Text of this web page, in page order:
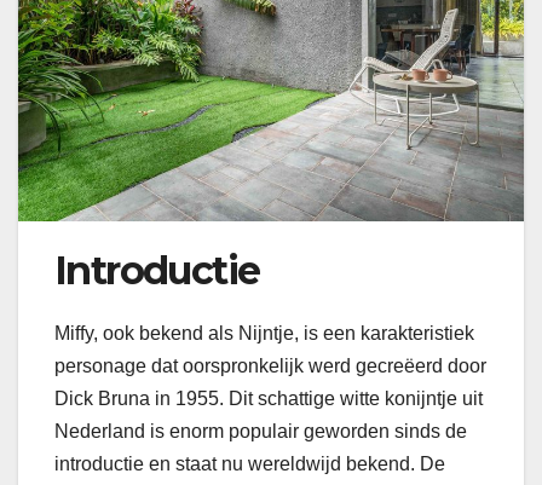
Introductie
Miffy, ook bekend als Nijntje, is een karakteristiek
personage dat oorspronkelijk werd gecreëerd door
Dick Bruna in 1955. Dit schattige witte konijntje uit
Nederland is enorm populair geworden sinds de
introductie en staat nu wereldwijd bekend. De